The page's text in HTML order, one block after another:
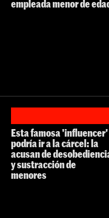
empleada menor de
Esta famosa 'influencer'
podría ir a la cárcel: la
acusan de
y sustracción de
menores